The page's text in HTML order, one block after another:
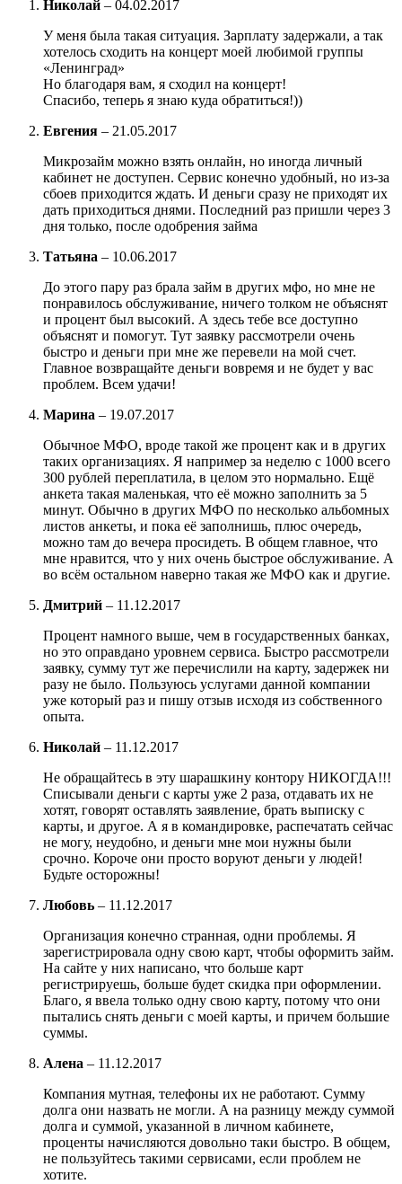
Николай – 04.02.2017
У меня была такая ситуация. Зарплату задержали, а так
хотелось сходить на концерт моей любимой группы
«Ленинград»
Но благодаря вам, я сходил на концерт!
Спасибо, теперь я знаю куда обратиться!))
Евгения – 21.05.2017
Микрозайм можно взять онлайн, но иногда личный
кабинет не доступен. Сервис конечно удобный, но из-за
сбоев приходится ждать. И деньги сразу не приходят их
дать приходиться днями. Последний раз пришли через 3
дня только, после одобрения займа
Татьяна – 10.06.2017
До этого пару раз брала займ в других мфо, но мне не
понравилось обслуживание, ничего толком не объяснят
и процент был высокий. А здесь тебе все доступно
объяснят и помогут. Тут заявку рассмотрели очень
быстро и деньги при мне же перевели на мой счет.
Главное возвращайте деньги вовремя и не будет у вас
проблем. Всем удачи!
Марина – 19.07.2017
Обычное МФО, вроде такой же процент как и в других
таких организациях. Я например за неделю с 1000 всего
300 рублей переплатила, в целом это нормально. Ещё
анкета такая маленькая, что её можно заполнить за 5
минут. Обычно в других МФО по несколько альбомных
листов анкеты, и пока её заполнишь, плюс очередь,
можно там до вечера просидеть. В общем главное, что
мне нравится, что у них очень быстрое обслуживание. А
во всём остальном наверно такая же МФО как и другие.
Дмитрий – 11.12.2017
Процент намного выше, чем в государственных банках,
но это оправдано уровнем сервиса. Быстро рассмотрели
заявку, сумму тут же перечислили на карту, задержек ни
разу не было. Пользуюсь услугами данной компании
уже который раз и пишу отзыв исходя из собственного
опыта.
Николай – 11.12.2017
Не обращайтесь в эту шарашкину контору НИКОГДА!!!
Списывали деньги с карты уже 2 раза, отдавать их не
хотят, говорят оставлять заявление, брать выписку с
карты, и другое. А я в командировке, распечатать сейчас
не могу, неудобно, и деньги мне мои нужны были
срочно. Короче они просто воруют деньги у людей!
Будьте осторожны!
Любовь – 11.12.2017
Организация конечно странная, одни проблемы. Я
зарегистрировала одну свою карт, чтобы оформить займ.
На сайте у них написано, что больше карт
регистрируешь, больше будет скидка при оформлении.
Благо, я ввела только одну свою карту, потому что они
пытались снять деньги с моей карты, и причем большие
суммы.
Алена – 11.12.2017
Компания мутная, телефоны их не работают. Сумму
долга они назвать не могли. А на разницу между суммой
долга и суммой, указанной в личном кабинете,
проценты начисляются довольно таки быстро. В общем,
не пользуйтесь такими сервисами, если проблем не
хотите.